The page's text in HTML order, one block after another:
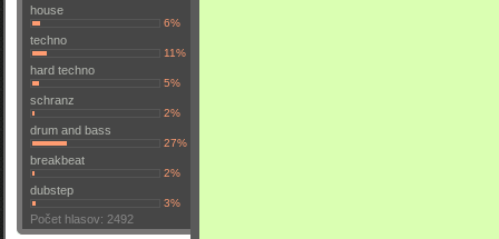
house
6%
techno
11%
hard techno
5%
schranz
2%
drum and bass
27%
breakbeat
2%
dubstep
3%
Počet hlasov: 2492